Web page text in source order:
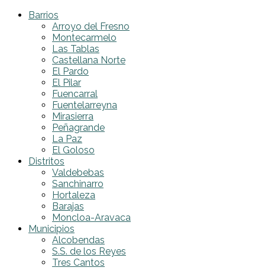
Barrios
Arroyo del Fresno
Montecarmelo
Las Tablas
Castellana Norte
El Pardo
El Pilar
Fuencarral
Fuentelarreyna
Mirasierra
Peñagrande
La Paz
El Goloso
Distritos
Valdebebas
Sanchinarro
Hortaleza
Barajas
Moncloa-Aravaca
Municipios
Alcobendas
S.S. de los Reyes
Tres Cantos